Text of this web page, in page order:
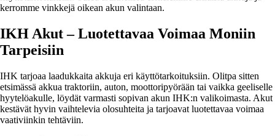
kerromme vinkkejä oikean akun valintaan.
IKH Akut – Luotettavaa Voimaa Moniin
Tarpeisiin
IHK tarjoaa laadukkaita akkuja eri käyttötarkoituksiin. Olitpa sitten
etsimässä akkua traktoriin, auton, moottoripyörään tai vaikka geeliselle
hyytelöakulle, löydät varmasti sopivan akun IHK:n valikoimasta. Akut
kestävät hyvin vaihtelevia olosuhteita ja tarjoavat luotettavaa voimaa
vaativiinkin tehtäviin.